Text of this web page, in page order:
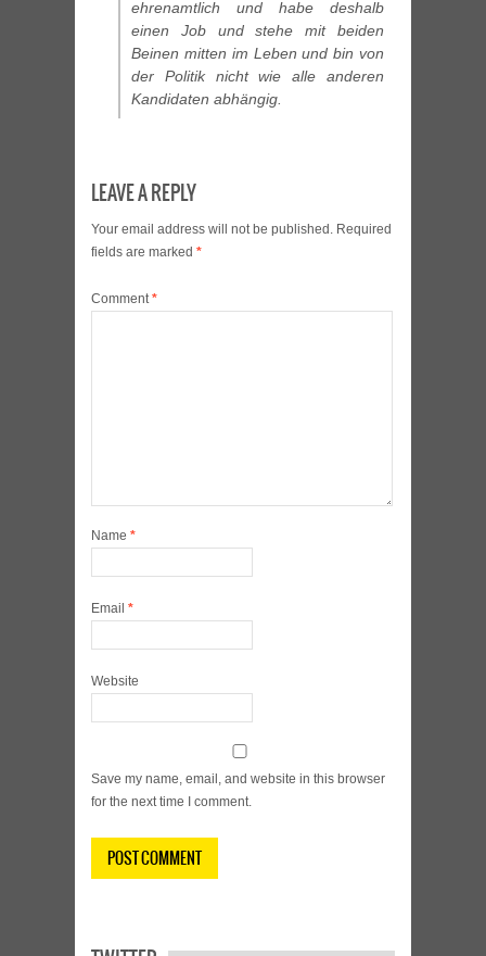
ehrenamtlich und habe deshalb
einen Job und stehe mit beiden
Beinen mitten im Leben und bin von
der Politik nicht wie alle anderen
Kandidaten abhängig.
LEAVE A REPLY
Your email address will not be published. Required
fields are marked *
Comment*
Name *
Email *
Website
Save my name, email, and website in this browser
for the next time I comment.